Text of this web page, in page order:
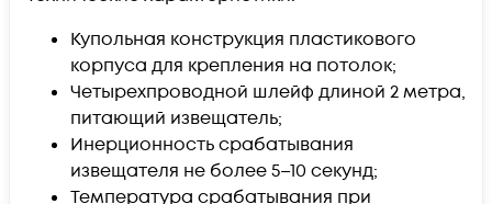
Купольная конструкция пластикового
корпуса для крепления на потолок;
Четырехпроводной шлейф длиной 2 метра,
питающий извещатель;
Инерционность срабатывания
извещателя не более 5–10 секунд;
Температура срабатывания при